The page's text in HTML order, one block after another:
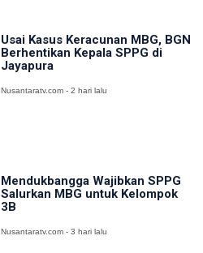
Usai Kasus Keracunan MBG, BGN
Berhentikan Kepala SPPG di
Jayapura
Nusantaratv.com - 2 hari lalu
Mendukbangga Wajibkan SPPG
Salurkan MBG untuk Kelompok
3B
Nusantaratv.com - 3 hari lalu